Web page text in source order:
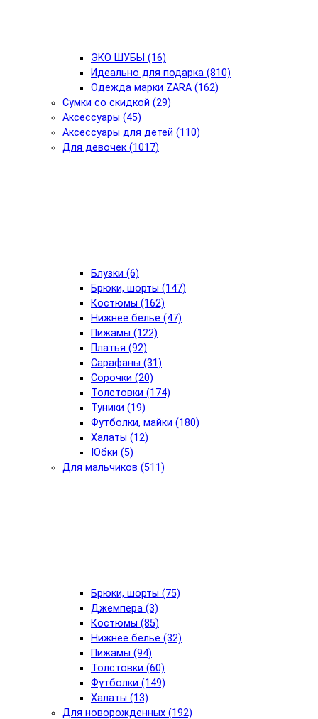
ЭКО ШУБЫ (16)
Идеально для подарка (810)
Одежда марки ZARA (162)
Сумки со скидкой (29)
Аксессуары (45)
Аксессуары для детей (110)
Для девочек (1017)
Блузки (6)
Брюки, шорты (147)
Костюмы (162)
Нижнее белье (47)
Пижамы (122)
Платья (92)
Сарафаны (31)
Сорочки (20)
Толстовки (174)
Туники (19)
Футболки, майки (180)
Халаты (12)
Юбки (5)
Для мальчиков (511)
Брюки, шорты (75)
Джемпера (3)
Костюмы (85)
Нижнее белье (32)
Пижамы (94)
Толстовки (60)
Футболки (149)
Халаты (13)
Для новорожденных (192)